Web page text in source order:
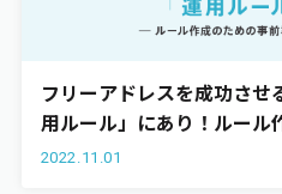
フリーアドレスを成功さ
用ルール」にあり！ルール
ついても解説
2022.11.01